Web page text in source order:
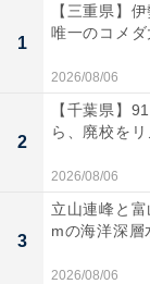
1
【三重県】
唯一のコメダ
2026/08/06
2
【千葉県】
ら、廃校を
2026/08/06
3
立山連峰と
mの海洋深層
2026/08/06